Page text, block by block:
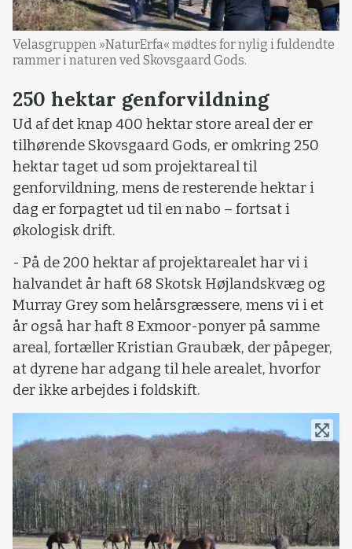
Velasgruppen »NaturErfa« mødtes for nylig i fuldendte
rammer i naturen ved Skovsgaard Gods.
250 hektar genforvildning
Ud af det knap 400 hektar store areal der er
tilhørende Skovsgaard Gods, er omkring 250
hektar taget ud som projektareal til
genforvildning, mens de resterende hektar i
dag er forpagtet ud til en nabo – fortsat i
økologisk drift.
- På de 200 hektar af projektarealet har vi i
halvandet år haft 68 Skotsk Højlandskvæg og
Murray Grey som helårsgræssere, mens vi i et
år også har haft 8 Exmoor-ponyer på samme
areal, fortæller Kristian Graubæk, der påpeger,
at dyrene har adgang til hele arealet, hvorfor
der ikke arbejdes i foldskift.